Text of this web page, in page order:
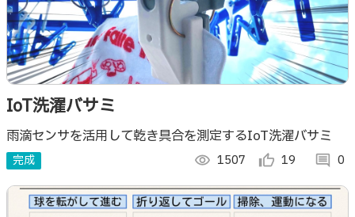
IoT洗濯バサミ
雨滴センサを活用して乾き具合を測定するIoT洗濯バサミ
完成 visibility 1507 thumb_up_alt 19 comment 0